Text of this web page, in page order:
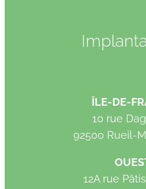
ÎLE-DE-
10 rue
92500 Rueil-
12A rue